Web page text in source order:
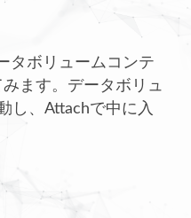
タボリュームコンテ
ます。データボリュ
し、Attachで中に入